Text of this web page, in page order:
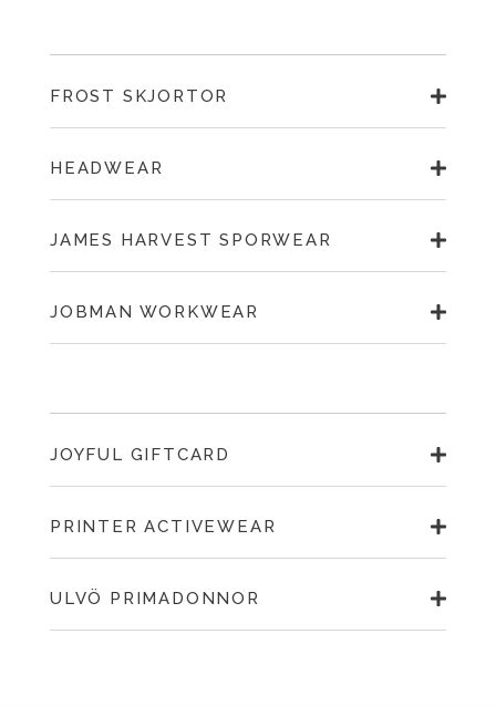
FROST SKJORTOR
HEADWEAR
JAMES HARVEST SPORWEAR
JOBMAN WORKWEAR
JOYFUL GIFTCARD
PRINTER ACTIVEWEAR
ULVÖ PRIMADONNOR